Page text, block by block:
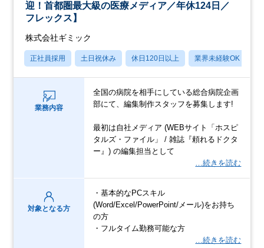
迎！首都圏最大級の医療メディア／年休124日／
フレックス】
株式会社ギミック
正社員採用 土日祝休み 休日120日以上 業界未経験OK
業務内容
全国の病院を相手にしている総合病院企画
部にて、編集制作スタッフを募集します!
最初は自社メディア (WEBサイト「ホスピ
タルズ・ファイル」 / 雑誌『頼れるドクタ
ー』) の編集担当として
…続きを読む
対象となる方
・基本的なPCスキル
(Word/Excel/PowerPoint/メール)をお持ち
の方
・フルタイム勤務可能な方
…続きを読む